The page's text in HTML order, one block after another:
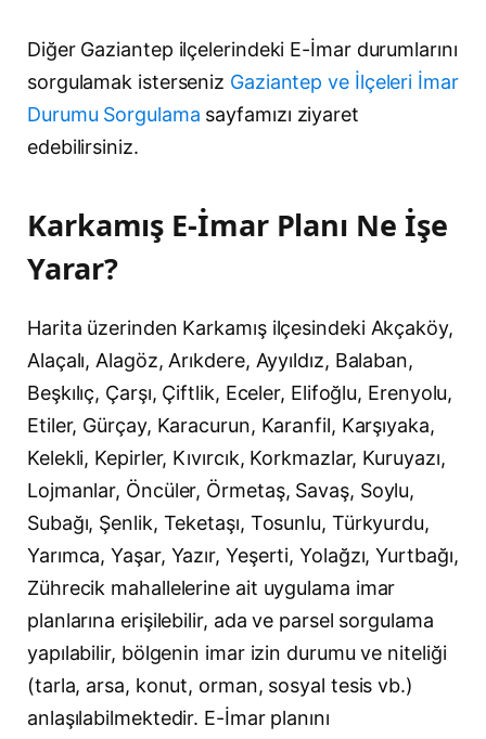
Diğer Gaziantep ilçelerindeki E-İmar durumlarını
sorgulamak isterseniz Gaziantep ve İlçeleri İmar
Durumu Sorgulama sayfamızı ziyaret
edebilirsiniz.
Karkamış E-İmar Planı Ne İşe
Yarar?
Harita üzerinden Karkamış ilçesindeki Akçaköy,
Alaçalı, Alagöz, Arıkdere, Ayyıldız, Balaban,
Beşkılıç, Çarşı, Çiftlik, Eceler, Elifoğlu, Erenyolu,
Etiler, Gürçay, Karacurun, Karanfil, Karşıyaka,
Kelekli, Kepirler, Kıvırcık, Korkmazlar, Kuruyazı,
Lojmanlar, Öncüler, Örmetaş, Savaş, Soylu,
Subağı, Şenlik, Teketaşı, Tosunlu, Türkyurdu,
Yarımca, Yaşar, Yazır, Yeşerti, Yolağzı, Yurtbağı,
Zührecik mahallelerine ait uygulama imar
planlarına erişilebilir, ada ve parsel sorgulama
yapılabilir, bölgenin imar izin durumu ve niteliği
(tarla, arsa, konut, orman, sosyal tesis vb.)
anlaşılabilmektedir. E-İmar planını